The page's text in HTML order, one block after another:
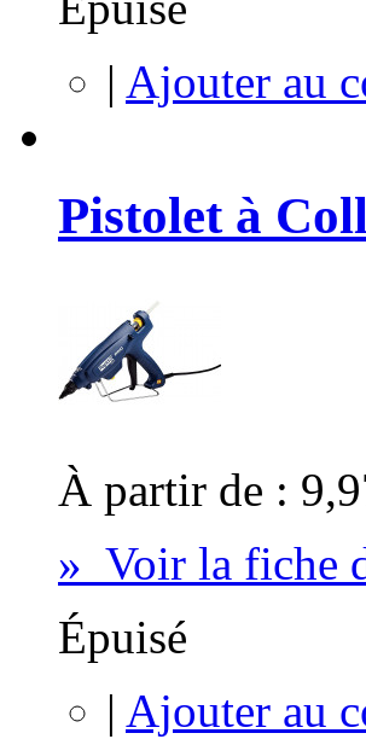
| Ajouter au
Pistolet à
À partir de :
» Voir la fiche
Épuisé
| Ajouter au